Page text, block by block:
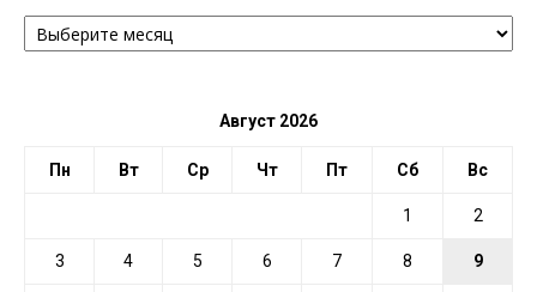
АРХИВ
ПО
Август 2026
Пн Вт Ср Чт Пт Сб Вс
1 2
3 4 5 6 7 8 9